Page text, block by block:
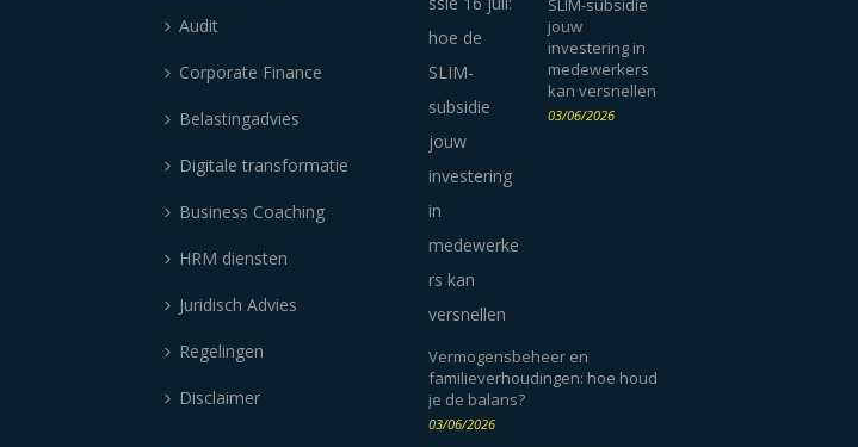
Audit
Corporate Finance
Belastingadvies
Digitale transformatie
Business Coaching
HRM diensten
Juridisch Advies
Regelingen
Disclaimer
SLIM-subsidie
jouw
investering in
medewerkers
kan versnellen
03/06/2026
Vermogensbeheer en
familieverhoudingen: hoe houd
je de balans?
03/06/2026